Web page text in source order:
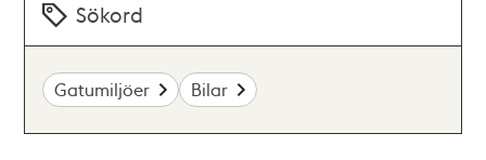
Sökord
Gatumiljöer Bilar